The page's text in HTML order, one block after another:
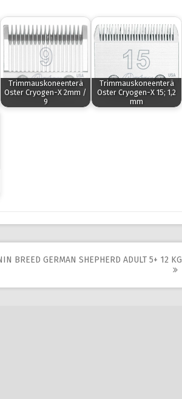
Trimmauskoneenterä
Oster Cryogen-X 2mm /
9
Trimmauskoneenterä
Oster Cryogen-X 15; 1,2
mm
BREED GERMAN SHEPHERD ADULT 5+ 12 KG